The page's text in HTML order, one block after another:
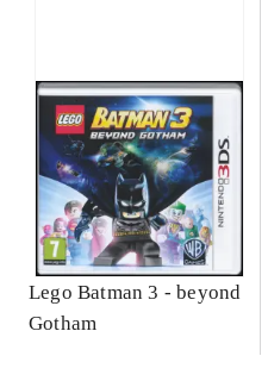
Lego Batman 3 - beyond
Gotham